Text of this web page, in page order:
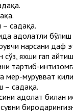
садақа.
адолатли
нарсани даф
яхши гап
тартиб-
меҳр-мурувват
– садақа.
адолат билан